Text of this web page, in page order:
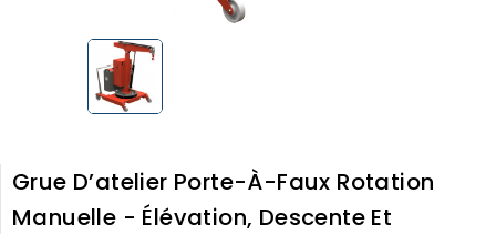
Grue D’atelier Porte-À-Faux Rotation
Manuelle - Élévation, Descente Et